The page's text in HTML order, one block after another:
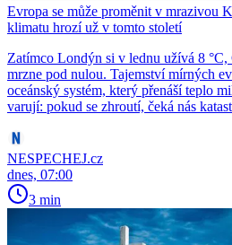
Evropa se může proměnit v mrazivou
klimatu hrozí už v tomto století
Zatímco Londýn si v lednu užívá 8 °C,
mrzne pod nulou. Tajemství mírných
oceánský systém, který přenáší teplo
varují: pokud se zhroutí, čeká nás
NESPECHEJ.cz
dnes, 07:00
3 min